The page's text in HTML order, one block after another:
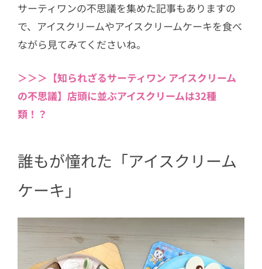
サーティワンの不思議を集めた記事もありますの
で、アイスクリームやアイスクリームケーキを食べ
ながら見てみてくださいね。
＞＞＞【知られざるサーティワン アイスクリーム
の不思議】店頭に並ぶアイスクリームは32種
類！？
誰もが憧れた「アイスクリーム
ケーキ」